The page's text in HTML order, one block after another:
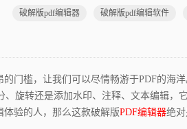
破解版pdf编辑器 破解版pdf编辑软件
门槛，让我们可以尽情畅游于PDF的海
旋转还是添加水印、注释、文本编辑，
验的人，那么这款破解版PDF编辑器绝